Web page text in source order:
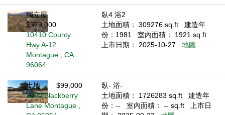
獨立屋
$379,000
10410 County
Hwy A-12
Montague , CA
96064
臥4 浴2
土地面積： 309276 sq.ft
建造年
份：1981
室內面積： 1921 sq.ft
上市日期： 2025-10-27
地圖
土地
$99,000
5200 Blackberry
Lane Montague ,
臥- 浴-
土地面積： 1726283 sq.ft
建造年
份：--
室內面積： -- sq.ft
上市日